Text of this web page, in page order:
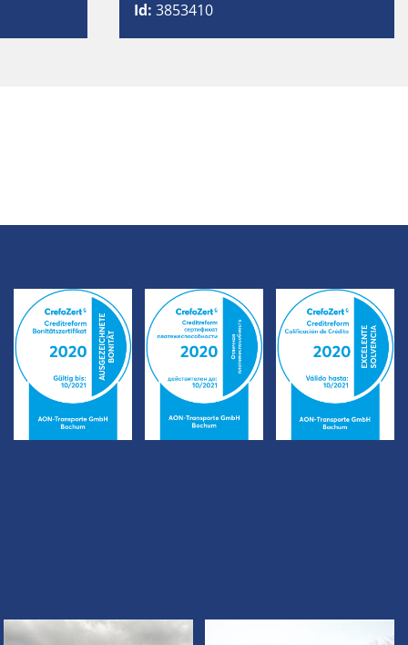
Id: 3853410